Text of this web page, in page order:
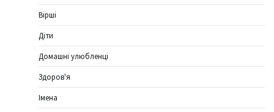
Вірші
Діти
Домашні улюбленці
Здоров'я
Імена